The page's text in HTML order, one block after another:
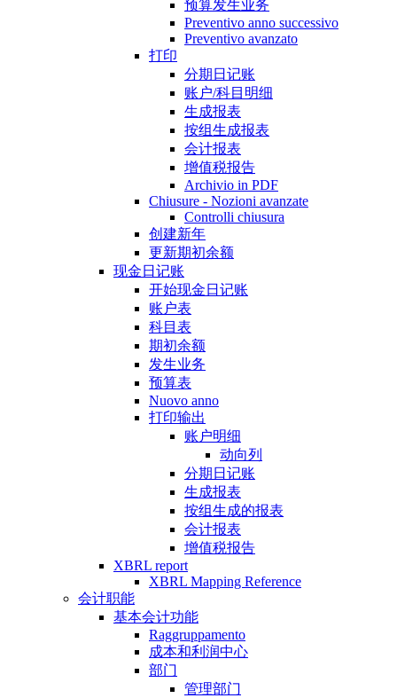
预算发生业务
Preventivo anno successivo
Preventivo avanzato
打印
分期日记账
账户/科目明细
生成报表
按组生成报表
会计报表
增值税报告
Archivio in PDF
Chiusure - Nozioni avanzate
Controlli chiusura
创建新年
更新期初余额
现金日记账
开始现金日记账
账户表
科目表
期初余额
发生业务
预算表
Nuovo anno
打印输出
账户明细
动向列
分期日记账
生成报表
按组生成的报表
会计报表
增值税报告
XBRL report
XBRL Mapping Reference
会计职能
基本会计功能
Raggruppamento
成本和利润中心
部门
管理部门